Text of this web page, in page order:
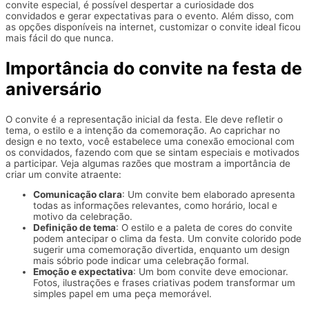
convite especial, é possível despertar a curiosidade dos
convidados e gerar expectativas para o evento. Além disso, com
as opções disponíveis na internet, customizar o convite ideal ficou
mais fácil do que nunca.
Importância do convite na festa de
aniversário
O convite é a representação inicial da festa. Ele deve refletir o
tema, o estilo e a intenção da comemoração. Ao caprichar no
design e no texto, você estabelece uma conexão emocional com
os convidados, fazendo com que se sintam especiais e motivados
a participar. Veja algumas razões que mostram a importância de
criar um convite atraente:
Comunicação clara: Um convite bem elaborado apresenta
todas as informações relevantes, como horário, local e
motivo da celebração.
Definição de tema: O estilo e a paleta de cores do convite
podem antecipar o clima da festa. Um convite colorido pode
sugerir uma comemoração divertida, enquanto um design
mais sóbrio pode indicar uma celebração formal.
Emoção e expectativa: Um bom convite deve emocionar.
Fotos, ilustrações e frases criativas podem transformar um
simples papel em uma peça memorável.